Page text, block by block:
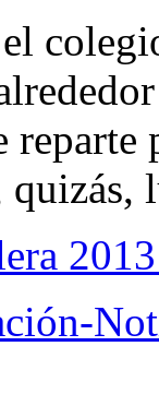
reparte